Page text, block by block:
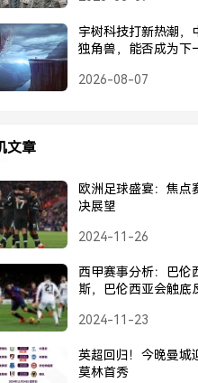
宇树科技打新热潮，
独角兽，能否成为下
否成为下一个科技巨
2026-08-07
文章
欧洲足球盛宴：焦点
决展望
2024-11-26
西甲赛事分析：巴伦
斯，巴伦西亚会触底
2024-11-23
英超回归！今晚曼城
莫林首秀